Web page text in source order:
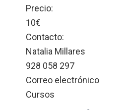
Precio:
10€
Contacto:
Natalia Millares
928 058 297
Correo electrónico
Cursos